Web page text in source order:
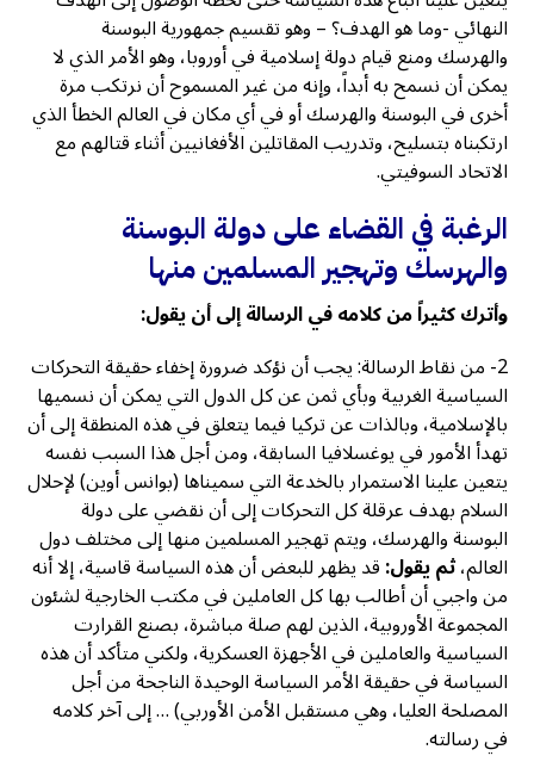
النهائي -وما هو الهدف؟ – وهو تقسيم جمهورية البوسنة
والهرسك ومنع قيام دولة إسلامية في أوروبا، وهو الأمر الذي لا
يمكن أن نسمح به أبداً، وإنه من غير المسموح أن نرتكب مرة
أخرى في البوسنة والهرسك أو في أي مكان في العالم الخطأ الذي
ارتكبناه بتسليح، وتدريب المقاتلين الأفغانيين أثناء قتالهم مع
الاتحاد السوفيتي.
الرغبة في القضاء على دولة البوسنة
والهرسك وتهجير المسلمين منها
وأترك كثيراً من كلامه في الرسالة إلى أن يقول:
2- من نقاط الرسالة: يجب أن نؤكد ضرورة إخفاء حقيقة التحركات
السياسية الغربية وبأي ثمن عن كل الدول التي يمكن أن نسميها
بالإسلامية، وبالذات عن تركيا فيما يتعلق في هذه المنطقة إلى أن
تهدأ الأمور في يوغسلافيا السابقة، ومن أجل هذا السبب نفسه
يتعين علينا الاستمرار بالخدعة التي سميناها (بوانس أوين) لإحلال
السلام بهدف عرقلة كل التحركات إلى أن نقضي على دولة
البوسنة والهرسك، ويتم تهجير المسلمين منها إلى مختلف دول
العالم،ثم يقول:قد يظهر للبعض أن هذه السياسة قاسية، إلا أنه
من واجبي أن أطالب بها كل العاملين في مكتب الخارجية لشئون
المجموعة الأوروبية، الذين لهم صلة مباشرة، بصنع القرارت
السياسية والعاملين في الأجهزة العسكرية، ولكني متأكد أن هذه
السياسة في حقيقة الأمر السياسة الوحيدة الناجحة من أجل
المصلحة العليا، وهي مستقبل الأمن الأوربي) … إلى آخر كلامه
في رسالته.